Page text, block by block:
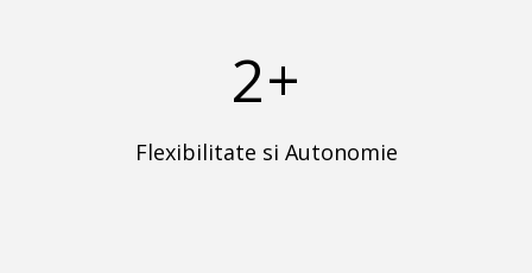
2+
Flexibilitate si Autonomie